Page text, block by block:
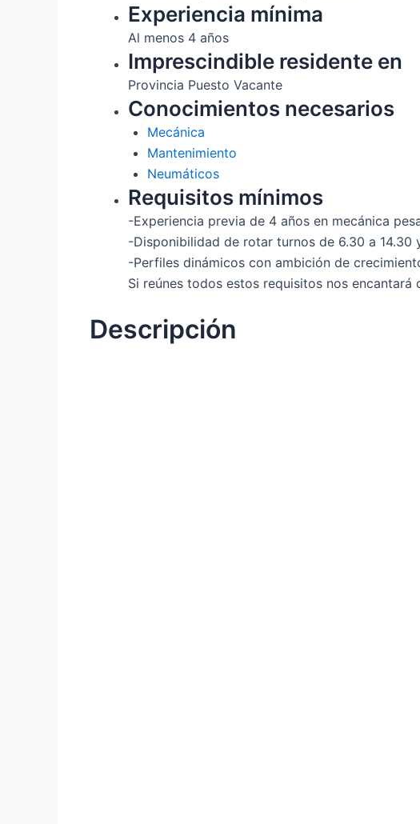
Experiencia mínima
Al menos 4 años
Imprescindible residente en
Provincia Puesto Vacante
Conocimientos necesarios
Mecánica
Mantenimiento
Neumáticos
Requisitos mínimos
-Experiencia previa de 4 años en mecánica
-Disponibilidad de rotar turnos de 6.30 a 14.30
-Perfiles dinámicos con ambición de
Si reúnes todos estos requisitos nos
Descripción